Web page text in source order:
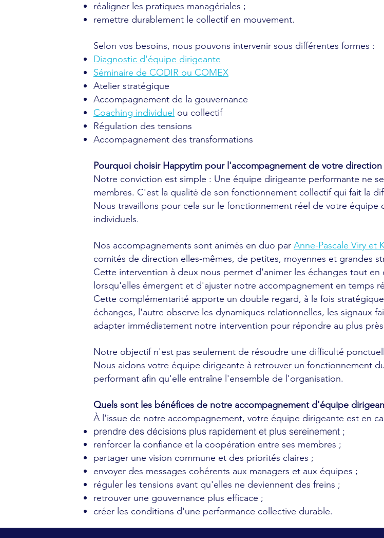
réaligner les pratiques managériales ;
remettre durablement le collectif en mouvement.
Selon vos besoins, nous pouvons intervenir sous différentes formes :
Diagnostic d'équipe dirigeante
Séminaire de CODIR ou COMEX
Atelier stratégique
Accompagnement de la gouvernance
Coaching individuel ou collectif
Régulation des tensions
Accompagnement des transformations
Pourquoi choisir Happytim pour l'accompagnement de votre direction
Notre conviction est simple : Une équipe dirigeante performante ne
membres. C'est la qualité de son fonctionnement collectif qui fait la
Nous travaillons pour cela sur le fonctionnement réel de votre
individuels.
Nos accompagnements sont animés en duo par Anne-Pascale Viry et
comités de direction elles-mêmes, de petites, moyennes et grandes
Cette intervention à deux nous permet d'animer les échanges tout
lorsqu'elles émergent et d'ajuster notre accompagnement en temps
Cette complémentarité apporte un double regard, à la fois
échanges, l'autre observe les dynamiques relationnelles, les signaux
adapter immédiatement notre intervention pour répondre au plus
Notre objectif n'est pas seulement de résoudre une difficulté
Nous aidons votre équipe dirigeante à retrouver un fonctionnement
performant afin qu'elle entraîne l'ensemble de l'organisation.
Quels sont les bénéfices de notre accompagnement d'équipe
À l'issue de notre accompagnement, votre équipe dirigeante est en
prendre des décisions plus rapidement et plus sereinement ;
renforcer la confiance et la coopération entre ses membres ;
partager une vision commune et des priorités claires ;
envoyer des messages cohérents aux managers et aux équipes ;
réguler les tensions avant qu'elles ne deviennent des freins ;
retrouver une gouvernance plus efficace ;
créer les conditions d'une performance collective durable.